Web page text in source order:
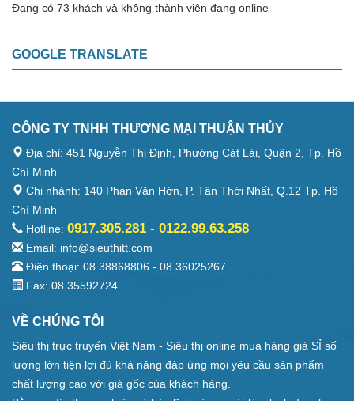
Đang có 73 khách và không thành viên đang online
GOOGLE TRANSLATE
CÔNG TY TNHH THƯƠNG MẠI THUẬN THỦY
Địa chỉ: 451 Nguyễn Thị Định, Phường Cát Lái, Quận 2, Tp. Hồ
Chí Minh
Chi nhánh: 140 Phan Văn Hớn, P. Tân Thới Nhất, Q.12 Tp. Hồ
Chí Minh
Hotline: 0917.305.281 - 0122.99.63.258
Email: info@sieuthitt.com
Điện thoại: 08 38868806 - 08 36025267
Fax: 08 35592724
VỀ CHÚNG TÔI
Siêu thị trực truyến Việt Nam - Siêu thị online mua hàng giá SỈ số
lượng lớn tiện lợi đủ khả năng đáp ứng mọi yêu cầu sản phẩm
chất lượng cao với giá gốc của khách hàng.